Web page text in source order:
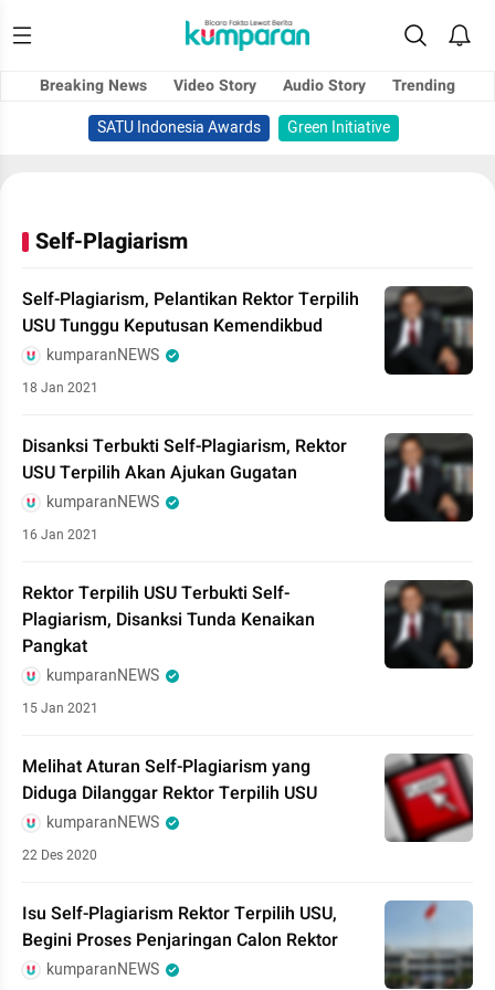
Breaking News Video Story Audio Story
Trending
SATU Indonesia Awards
Green Initiative
Self-Plagiarism
Self-Plagiarism, Pelantikan Rektor Terpilih
USU Tunggu Keputusan Kemendikbud
kumparanNEWS
18 Jan 2021
Disanksi Terbukti Self-Plagiarism, Rektor
USU Terpilih Akan Ajukan Gugatan
kumparanNEWS
16 Jan 2021
Rektor Terpilih USU Terbukti Self-
Plagiarism, Disanksi Tunda Kenaikan
Pangkat
kumparanNEWS
15 Jan 2021
Melihat Aturan Self-Plagiarism yang
Diduga Dilanggar Rektor Terpilih USU
kumparanNEWS
22 Des 2020
Isu Self-Plagiarism Rektor Terpilih USU,
Begini Proses Penjaringan Calon Rektor
kumparanNEWS